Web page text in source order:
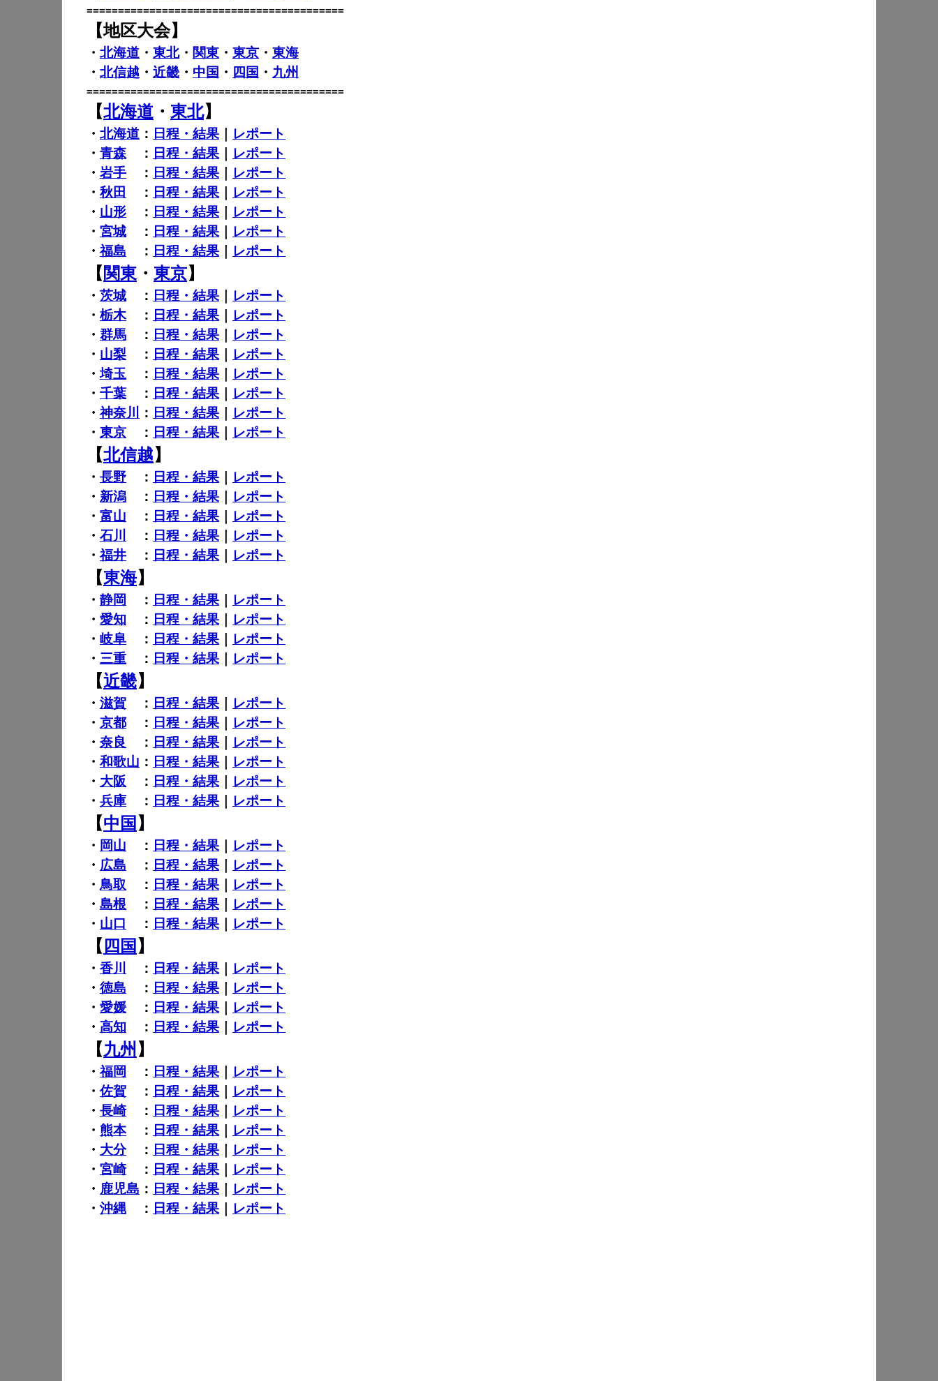
=========================================
【地区大会】
・ 北海道 ・ 東北・ 関東・ 東京 ・ 東海
・ 北信越 ・ 近畿 ・ 中国 ・ 四国 ・ 九州
=========================================
【北海道・ 東北】
・ 北海道 ： 日程・結果｜ レポート
・ 青森： 日程・結果｜ レポート
・ 岩手 ： 日程・結果｜ レポート
・ 秋田 ： 日程・結果｜ レポート
・ 山形 ： 日程・結果｜ レポート
・ 宮城 ： 日程・結果｜ レポート
・福島 ： 日程・結果｜ レポート
【 関東・ 東京】
・ 茨城 ： 日程・結果｜ レポート
・ 栃木： 日程・結果｜ レポート
・ 群馬 ： 日程・結果｜ レポート
・ 山梨 ： 日程・結果｜ レポート
・埼玉 ： 日程・結果｜ レポート
・ 千葉 ： 日程・結果｜ レポート
・神奈川 ： 日程・結果｜ レポート
・ 東京 ： 日程・結果｜ レポート
【北信越】
・ 長野 ： 日程・結果｜ レポート
・ 新潟 ： 日程・結果｜ レポート
・ 富山 ： 日程・結果｜ レポート
・ 石川 ： 日程・結果｜ レポート
・福井 ： 日程・結果｜ レポート
【東海】
・ 静岡 ： 日程・結果｜ レポート
・ 愛知 ： 日程・結果｜ レポート
・ 岐阜 ： 日程・結果｜ レポート
・ 三重 ： 日程・結果｜ レポート
【近畿】
・ 滋賀 ： 日程・結果｜ レポート
・ 京都 ： 日程・結果｜ レポート
・ 奈良 ： 日程・結果｜ レポート
・ 和歌山 ： 日程・結果｜ レポート
・ 大阪 ： 日程・結果｜ レポート
・ 兵庫 ： 日程・結果｜ レポート
【中国 】
・ 岡山 ： 日程・結果｜ レポート
・ 広島 ： 日程・結果｜ レポート
・ 鳥取 ： 日程・結果｜ レポート
・ 島根 ： 日程・結果｜ レポート
・ 山口 ： 日程・結果｜ レポート
【 四国 】
・ 香川 ： 日程・結果｜ レポート
・ 徳島 ： 日程・結果｜ レポート
・ 愛媛 ： 日程・結果｜ レポート
・ 高知 ： 日程・結果｜ レポート
【九州 】
・福岡 ： 日程・結果｜ レポート
・ 佐賀 ： 日程・結果｜ レポート
・ 長崎： 日程・結果｜ レポート
・ 熊本： 日程・結果｜ レポート
・ 大分： 日程・結果｜ レポート
・ 宮崎： 日程・結果｜ レポート
・ 鹿児島 ： 日程・結果｜ レポート
・ 沖縄 ： 日程・結果｜ レポート